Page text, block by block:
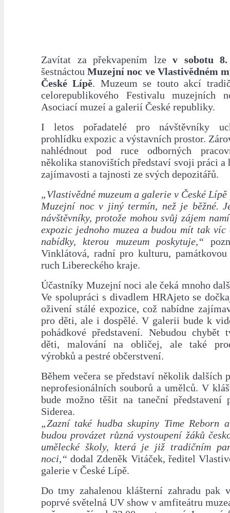
Zavítat za překvapením lzev sobotu 8.
šestnáctouMuzejní noc ve Vlastivědném
České Lípě. Muzeum se touto akcí
celorepublikového Festivalu muzejních
Asociací muzeí a galerií České republiky.
I letos pořadatelé pro návštěvníky
prohlídku expozic a výstavních prostor.
nahlédnout pod ruce odborných
několika stanovištích představí svoji práci a
zajímavosti a tajnosti ze svých depozitářů.
„Vlastivědné muzeum a galerie v České
Muzejní noc v jiný termín, než je běžné.
návštěvníky, protože mohou svůj zájem
expozic jednoho muzea a budou mít tak víc
nabídky, kterou muzeum poskytuje,“
Vinklátová, radní pro kulturu,
ruch Libereckého kraje.
Účastníky Muzejní noci ale čeká mnoho
Ve spolupráci s divadlem HRAjeto se
oživení stálé expozice, což nabídne
pro děti, ale i dospělé. V galerii bude k
pohádkové představení. Nebudou
děti, malování na obličej, ale také
výrobků a pestré občerstvení.
Během večera se představí několik dalších
neprofesionálních souborů a umělců. V
bude možno těšit na taneční představení
Siderea.
„Zazní také hudba skupiny Time Reborn
budou provázet různá vystoupení žáků
umělecké školy, která je již tradičním
noci,“ dodal Zdeněk Vitáček, ředitel
galerie v České Lípě.
Do tmy zahalenou klášterní zahradu pak
poprvé světelná UV show v amfiteátru